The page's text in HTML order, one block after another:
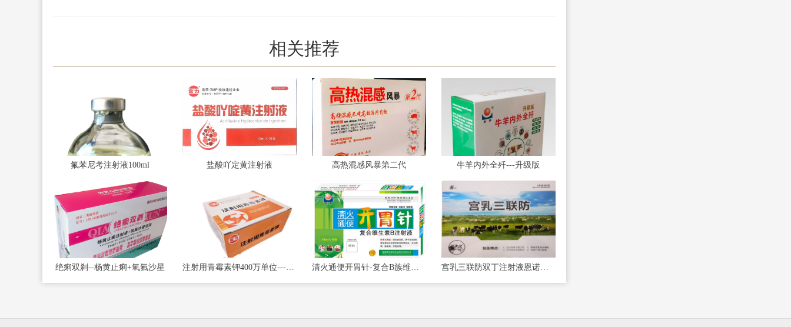
相关推荐
氟苯尼考注射液100ml 盐酸吖定黄注射液 高热混感风暴第二代 牛羊内外全歼---升级版
绝痢双刹--杨黄止痢+氧氟沙星 注射用青霉素钾400万单位---金力 清火通便开胃针-复合B族维生素注射液乾坤 宫乳三联防双丁注射液恩诺沙星注射液